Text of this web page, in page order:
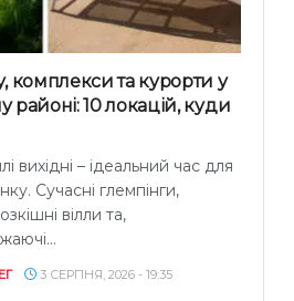
комплекси та курорти у
районі: 10 локацій, куди
вихідні – ідеальний час для
Сучасні глемпінги,
вілли та,
3 СЕРПНЯ, 2026 - 19:35